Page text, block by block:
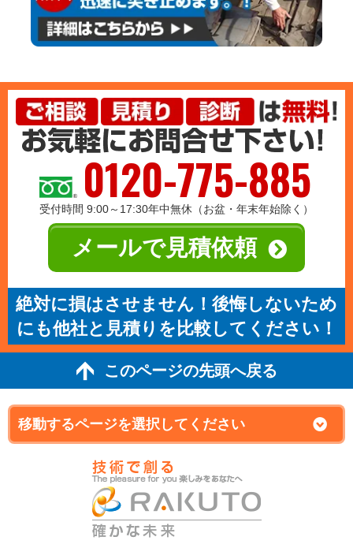
0120-775-885
受付時間 9:00～17:30年中無休（お盆・年末年始除く）
メールで見積依頼
絶対に損はさせません！後悔しないため
にも他社と見積りを比較してください！
このページの先頭へ戻る